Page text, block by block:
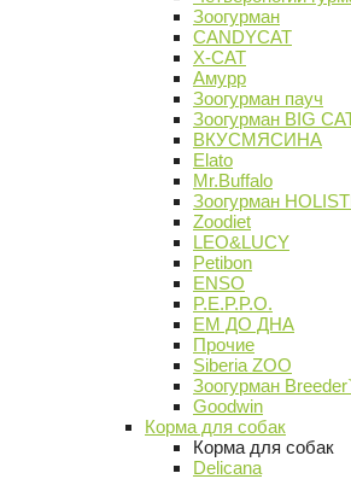
Зоогурман
CANDYCAT
X-CAT
Амурр
Зоогурман пауч
Зоогурман BIG
ВКУСМЯСИНА
Elato
Mr.Buffalo
Зоогурман
Zoodiet
LEO&LUCY
Petibon
ENSO
P.E.P.P.O.
ЕМ ДО ДНА
Прочие
Siberia ZOO
Зоогурман
Goodwin
Корма для собак
Корма для собак
Delicana